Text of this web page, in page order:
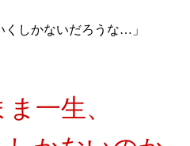
しかないだろうな…」
一生、